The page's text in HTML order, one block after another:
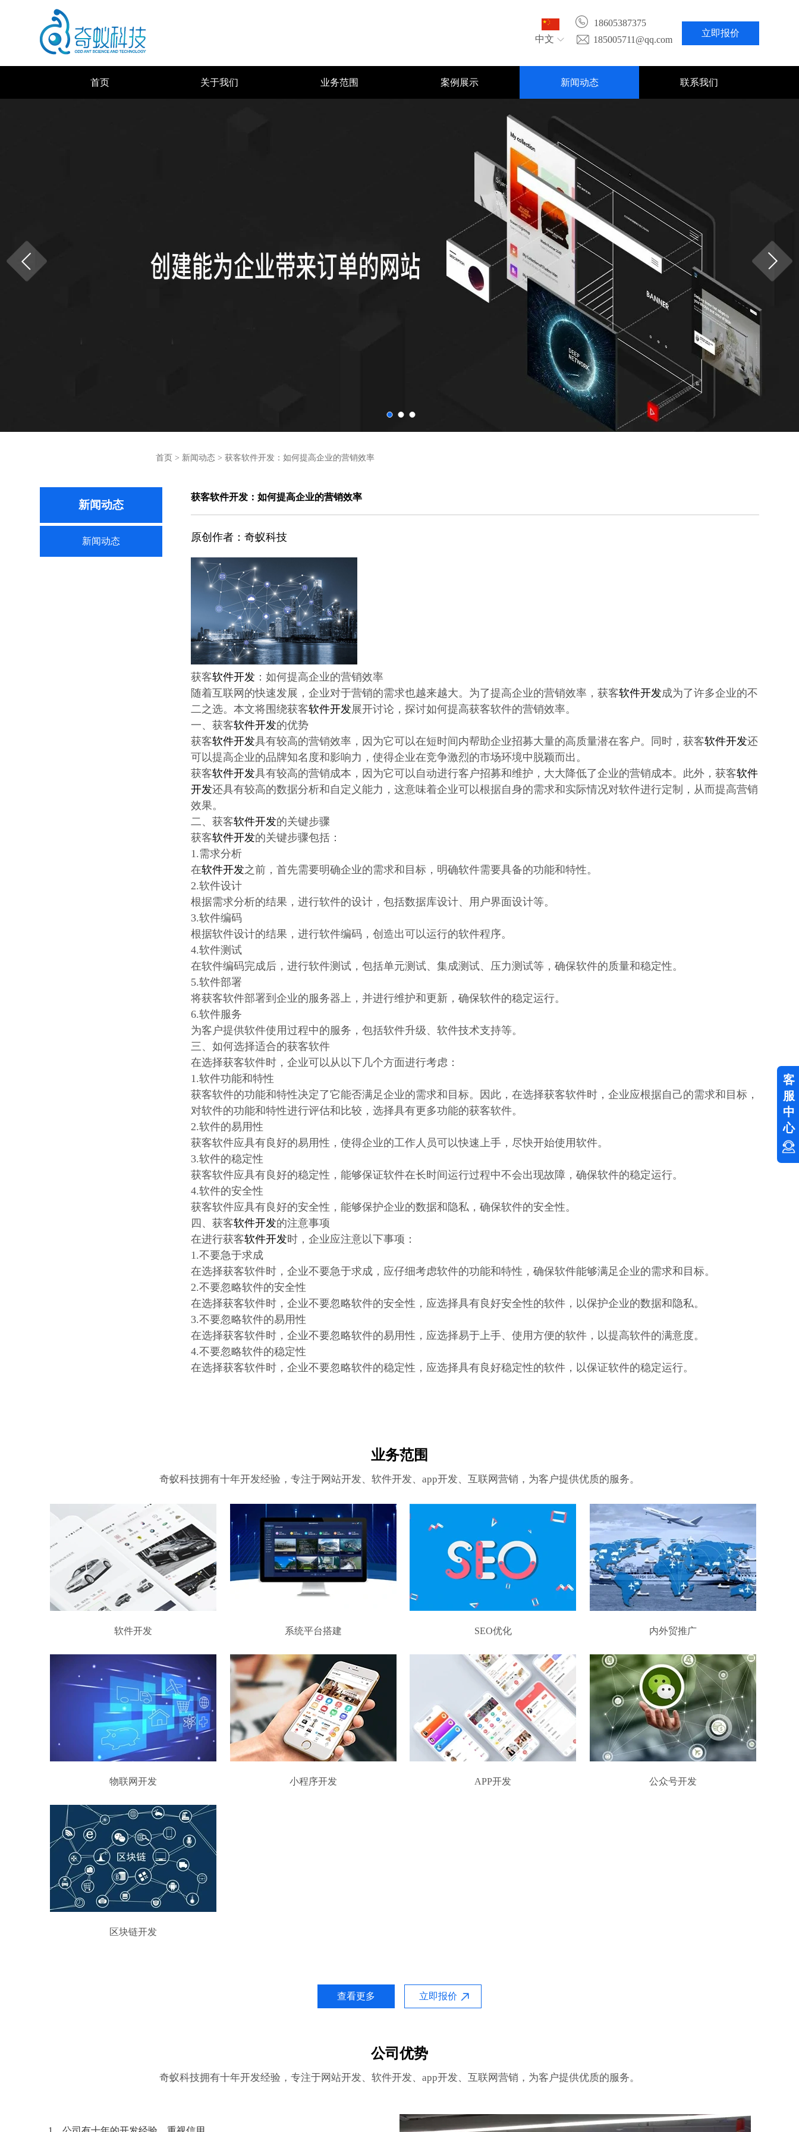
中文
18605387375
185005711@qq.com
立即报价
首页 关于我们 业务范围 案例展示 新闻动态 联系我们
首页 > 新闻动态> 获客软件开发：如何提高企业的营销效率
新闻动态
新闻动态
获客软件开发：如何提高企业的营销效率
原创作者：奇蚁科技
获客软件开发 ：如何提高企业的营销效率
随着互联网的快速发展，企业对于营销的需求也越来越大。为了提高企业的营销效率，获客软件开发成为了许多企业的不
二之选。本文将围绕获客软件开发展开讨论，探讨如何提高获客软件的营销效率。
一、获客软件开发的优势
获客软件开发具有较高的营销效率，因为它可以在短时间内帮助企业招募大量的高质量潜在客户。同时，获客软件开发还
可以提高企业的品牌知名度和影响力，使得企业在竞争激烈的市场环境中脱颖而出。
获客软件开发具有较高的营销成本，因为它可以自动进行客户招募和维护，大大降低了企业的营销成本。此外，获客软件
开发还具有较高的数据分析和自定义能力，这意味着企业可以根据自身的需求和实际情况对软件进行定制，从而提高营销
效果。
二、获客软件开发的关键步骤
获客软件开发的关键步骤包括：
1.需求分析
在软件开发之前，首先需要明确企业的需求和目标，明确软件需要具备的功能和特性。
2.软件设计
根据需求分析的结果，进行软件的设计，包括数据库设计、用户界面设计等。
3.软件编码
根据软件设计的结果，进行软件编码，创造出可以运行的软件程序。
4.软件测试
在软件编码完成后，进行软件测试，包括单元测试、集成测试、压力测试等，确保软件的质量和稳定性。
5.软件部署
将获客软件部署到企业的服务器上，并进行维护和更新，确保软件的稳定运行。
6.软件服务
为客户提供软件使用过程中的服务，包括软件升级、软件技术支持等。
三、如何选择适合的获客软件
在选择获客软件时，企业可以从以下几个方面进行考虑：
1.软件功能和特性
获客软件的功能和特性决定了它能否满足企业的需求和目标。因此，在选择获客软件时，企业应根据自己的需求和目标，
对软件的功能和特性进行评估和比较，选择具有更多功能的获客软件。
2.软件的易用性
获客软件应具有良好的易用性，使得企业的工作人员可以快速上手，尽快开始使用软件。
3.软件的稳定性
获客软件应具有良好的稳定性，能够保证软件在长时间运行过程中不会出现故障，确保软件的稳定运行。
4.软件的安全性
获客软件应具有良好的安全性，能够保护企业的数据和隐私，确保软件的安全性。
四、获客软件开发的注意事项
在进行获客软件开发时，企业应注意以下事项：
1.不要急于求成
在选择获客软件时，企业不要急于求成，应仔细考虑软件的功能和特性，确保软件能够满足企业的需求和目标。
2.不要忽略软件的安全性
在选择获客软件时，企业不要忽略软件的安全性，应选择具有良好安全性的软件，以保护企业的数据和隐私。
3.不要忽略软件的易用性
在选择获客软件时，企业不要忽略软件的易用性，应选择易于上手、使用方便的软件，以提高软件的满意度。
4.不要忽略软件的稳定性
在选择获客软件时，企业不要忽略软件的稳定性，应选择具有良好稳定性的软件，以保证软件的稳定运行。
业务范围
奇蚁科技拥有十年开发经验，专注于网站开发、软件开发、app开发、互联网营销，为客户提供优质的服务。
软件开发 系统平台搭建 SEO优化 内外贸推广
物联网开发 小程序开发 APP开发 公众号开发
区块链开发
查看更多 立即报价
公司优势
奇蚁科技拥有十年开发经验，专注于网站开发、软件开发、app开发、互联网营销，为客户提供优质的服务。
客
服
中
心